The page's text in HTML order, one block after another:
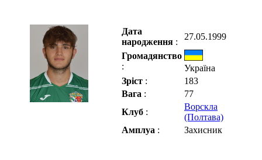
Дата
народження :
27.05.1999
Громадянство
:
Україна
Зріст :
183
Вага :
77
Клуб :
Ворскла
(Полтава)
Амплуа : Захисник